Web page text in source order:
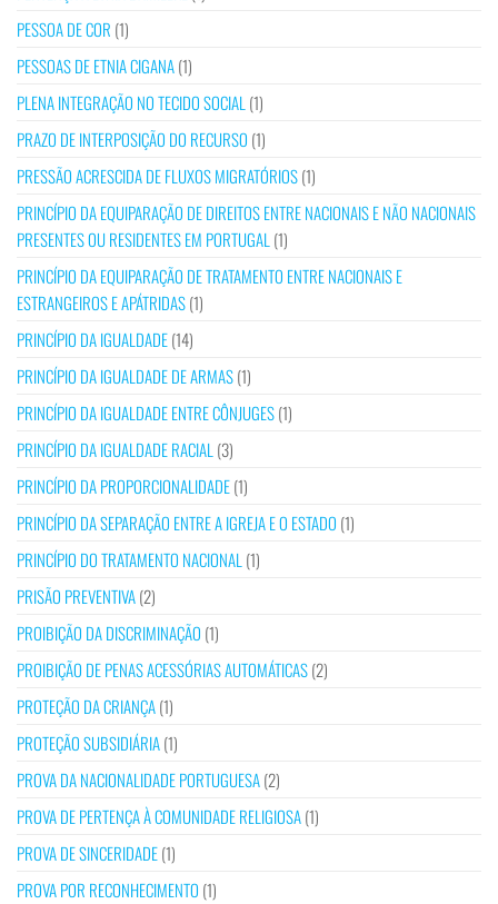
PESSOA DE COR (1)
PESSOAS DE ETNIA CIGANA(1)
PLENA INTEGRAÇÃO NO TECIDO SOCIAL (1)
PRAZO DE INTERPOSIÇÃO DO RECURSO (1)
PRESSÃO ACRESCIDA DE FLUXOS MIGRATÓRIOS(1)
PRINCÍPIO DA EQUIPARAÇÃO DE DIREITOS ENTRE NACIONAIS E NÃO NACIONAIS
PRESENTES OU RESIDENTES EM PORTUGAL (1)
PRINCÍPIO DA EQUIPARAÇÃO DE TRATAMENTO ENTRE NACIONAIS E
ESTRANGEIROS E APÁTRIDAS(1)
PRINCÍPIO DA IGUALDADE(14)
PRINCÍPIO DA IGUALDADE DE ARMAS(1)
PRINCÍPIO DA IGUALDADE ENTRE CÔNJUGES(1)
PRINCÍPIO DA IGUALDADE RACIAL (3)
PRINCÍPIO DA PROPORCIONALIDADE(1)
PRINCÍPIO DA SEPARAÇÃO ENTRE A IGREJA E O ESTADO (1)
PRINCÍPIO DO TRATAMENTO NACIONAL (1)
PRISÃO PREVENTIVA(2)
PROIBIÇÃO DA DISCRIMINAÇÃO (1)
PROIBIÇÃO DE PENAS ACESSÓRIAS AUTOMÁTICAS(2)
PROTEÇÃO DA CRIANÇA(1)
PROTEÇÃO SUBSIDIÁRIA(1)
PROVA DA NACIONALIDADE PORTUGUESA(2)
PROVA DE PERTENÇA À COMUNIDADE RELIGIOSA(1)
PROVA DE SINCERIDADE(1)
PROVA POR RECONHECIMENTO (1)